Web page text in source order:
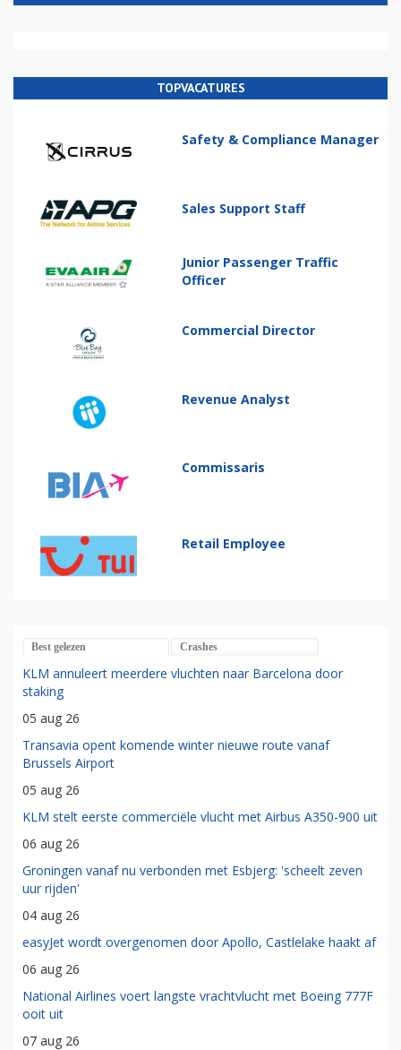
TOPVACATURES
Safety & Compliance Manager
Sales Support Staff
Junior Passenger Traffic
Officer
Commercial Director
Revenue Analyst
Commissaris
Retail Employee
Best gelezen Crashes
KLM annuleert meerdere vluchten naar Barcelona door
staking
05 aug 26
Transavia opent komende winter nieuwe route vanaf
Brussels Airport
05 aug 26
KLM stelt eerste commerciële vlucht met Airbus A350-900 uit
06 aug 26
Groningen vanaf nu verbonden met Esbjerg: 'scheelt zeven
uur rijden'
04 aug 26
easyJet wordt overgenomen door Apollo, Castlelake haakt af
06 aug 26
National Airlines voert langste vrachtvlucht met Boeing 777F
ooit uit
07 aug 26